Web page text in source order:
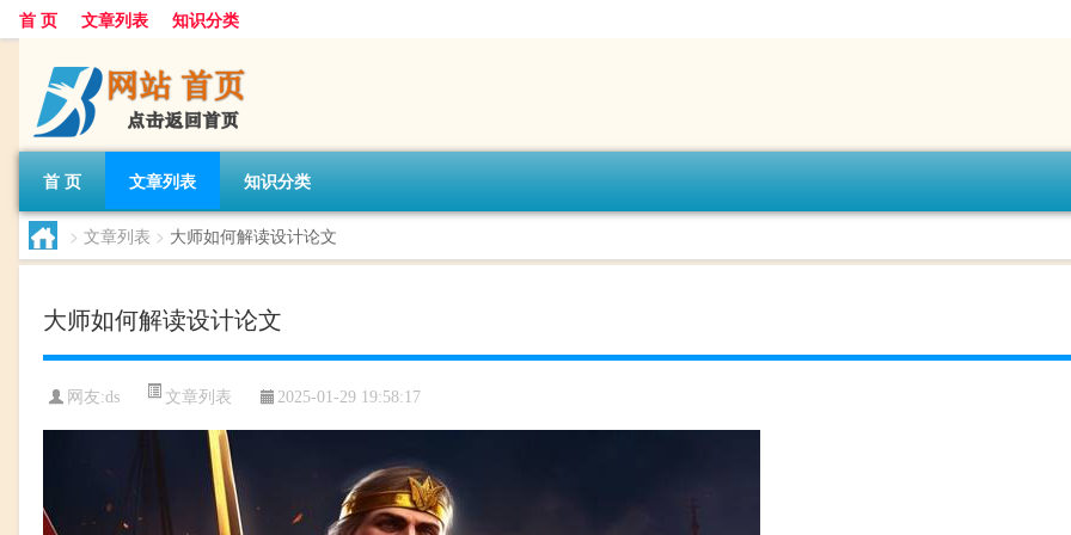
首 页 文章列表 知识分类
首 页 文章列表 知识分类
> 文章列表 > 大师如何解读设计论文
大师如何解读设计论文
网友:ds 文章列表 2025-01-29 19:58:17